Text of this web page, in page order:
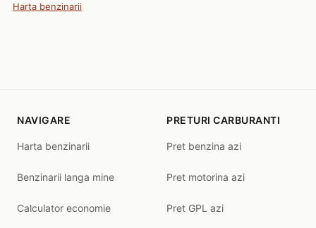
Harta benzinarii
NAVIGARE
Harta benzinarii
Benzinarii langa mine
Calculator economie
PRETURI CARBURANTI
Pret benzina azi
Pret motorina azi
Pret GPL azi